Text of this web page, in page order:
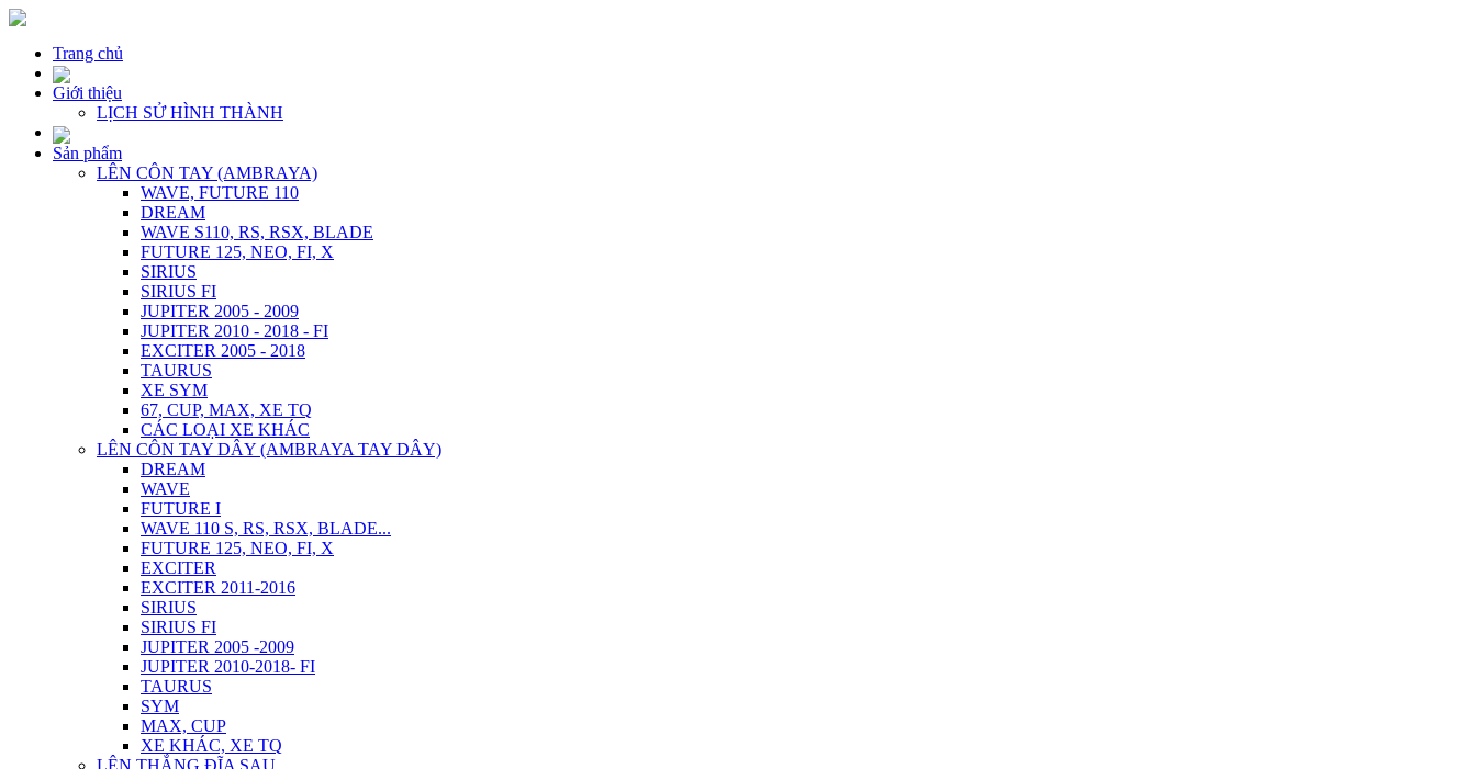
Trang chủ
Giới thiệu
LỊCH SỬ HÌNH THÀNH
Sản phẩm
LÊN CÔN TAY (AMBRAYA)
WAVE, FUTURE 110
DREAM
WAVE S110, RS, RSX, BLADE
FUTURE 125, NEO, FI, X
SIRIUS
SIRIUS FI
JUPITER 2005 - 2009
JUPITER 2010 - 2018 - FI
EXCITER 2005 - 2018
TAURUS
XE SYM
67, CUP, MAX, XE TQ
CÁC LOẠI XE KHÁC
LÊN CÔN TAY DÂY (AMBRAYA TAY DÂY)
DREAM
WAVE
FUTURE I
WAVE 110 S, RS, RSX, BLADE...
FUTURE 125, NEO, FI, X
EXCITER
EXCITER 2011-2016
SIRIUS
SIRIUS FI
JUPITER 2005 -2009
JUPITER 2010-2018- FI
TAURUS
SYM
MAX, CUP
XE KHÁC, XE TQ
LÊN THẮNG ĐĨA SAU